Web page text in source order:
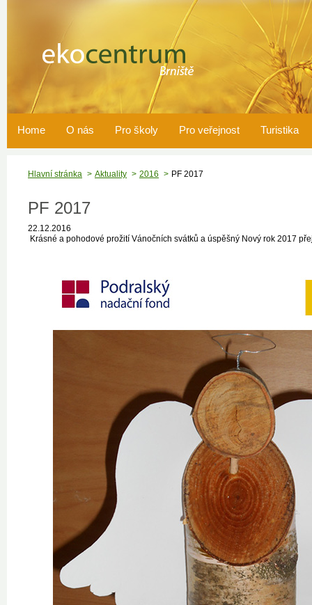
Home O nás Pro školy Pro veřejnost Turistika
Hlavní stránka Aktuality 2016 PF 2017
PF 2017
22.12.2016
Krásné a pohodové prožití Vánočních svátků a úspěšný Nový rok 2017